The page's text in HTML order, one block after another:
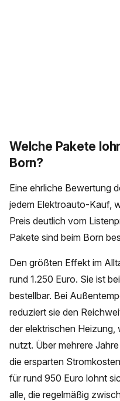
Welche Pakete
Born?
Eine ehrliche Bewertung
jedem Elektroauto-Kauf,
Preis deutlich vom
Pakete sind beim Born
Den größten Effekt im
rund 1.250 Euro. Sie ist
bestellbar. Bei
reduziert sie den
der elektrischen Heizung,
nutzt. Über mehrere
die ersparten
für rund 950 Euro lohnt
alle, die regelmäßig